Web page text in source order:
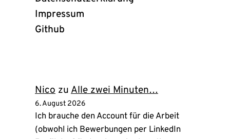
Impressum
Github
Nico zu Alle zwei Minuten…
6. August 2026
Ich brauche den Account für die Arbeit
(obwohl ich Bewerbungen per LinkedIn